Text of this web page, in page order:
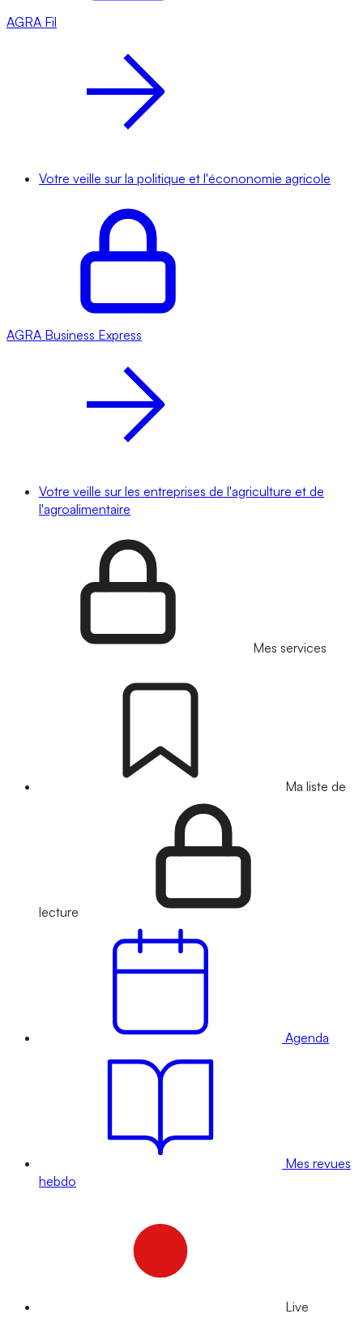
AGRA Fil
Votre veille sur la politique et l'écononomie agricole
AGRA Business Express
Votre veille sur les entreprises de l'agriculture et de
l'agroalimentaire
Mes services
Ma liste de
lecture
Agenda
Mes revues
hebdo
Live